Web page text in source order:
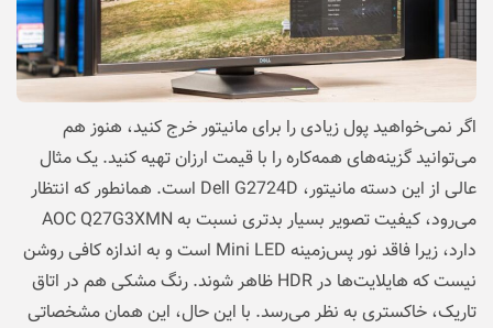
اگر نمی‌خواهید پول زیادی را برای مانیتور خرج کنید، هنوز هم
می‌توانید گزینه‌های همه‌کاره را با قیمت ارزان تهیه کنید. یک مثال
عالی از این دسته مانیتور، Dell G2724D است. همانطور که انتظار
می‌رود، کیفیت تصویر بسیار بدتری نسبت به AOC Q27G3XMN
دارد، زیرا فاقد نور پس‌زمینه Mini LED است و به اندازه کافی روشن
نیست که هایلایت‌ها در HDR ظاهر شوند. رنگ مشکی هم در اتاق
تاریک، خاکستری به نظر می‌رسد. با این حال، این همان مشخصاتی